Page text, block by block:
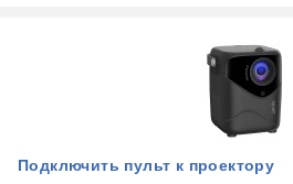
Подключить пульт к проектору